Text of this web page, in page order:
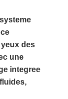
des
une
integree